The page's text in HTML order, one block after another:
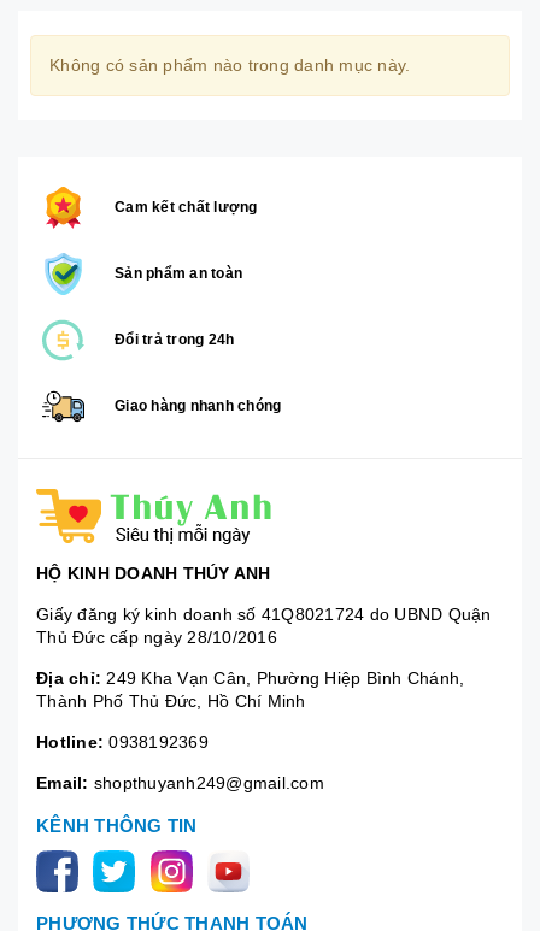
Không có sản phẩm nào trong danh mục này.
Cam kết chất lượng
Sản phẩm an toàn
Đổi trả trong 24h
Giao hàng nhanh chóng
HỘ KINH DOANH THÚY ANH
Giấy đăng ký kinh doanh số 41Q8021724 do UBND Quận
Thủ Đức cấp ngày 28/10/2016
Địa chỉ: 249 Kha Vạn Cân, Phường Hiệp Bình Chánh,
Thành Phố Thủ Đức, Hồ Chí Minh
Hotline: 0938192369
Email: shopthuyanh249@gmail.com
KÊNH THÔNG TIN
PHƯƠNG THỨC THANH TOÁN